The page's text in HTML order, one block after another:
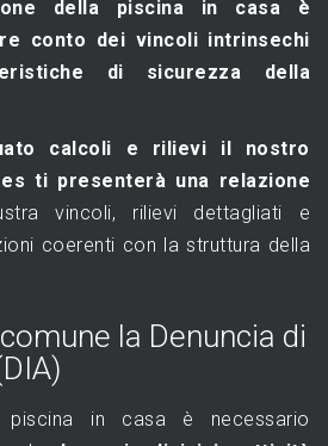
della piscina in casa è
conto dei vincoli intrinsechi
di sicurezza della
calcoli e rilievi il nostro
ti presenterà una relazione
vincoli, rilievi dettagliati e
coerenti con la struttura della
la Denuncia di
piscina in casa è necessario